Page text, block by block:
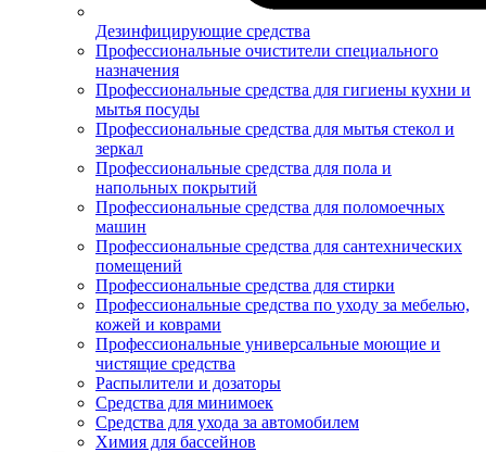
Дезинфицирующие средства
Профессиональные очистители специального
назначения
Профессиональные средства для гигиены кухни и
мытья посуды
Профессиональные средства для мытья стекол и
зеркал
Профессиональные средства для пола и
напольных покрытий
Профессиональные средства для поломоечных
машин
Профессиональные средства для сантехнических
помещений
Профессиональные средства для стирки
Профессиональные средства по уходу за мебелью,
кожей и коврами
Профессиональные универсальные моющие и
чистящие средства
Распылители и дозаторы
Средства для минимоек
Средства для ухода за автомобилем
Химия для бассейнов